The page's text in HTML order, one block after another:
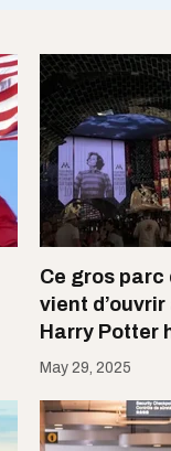
Ce gros parc
vient
Harry Potter
May 29, 2025